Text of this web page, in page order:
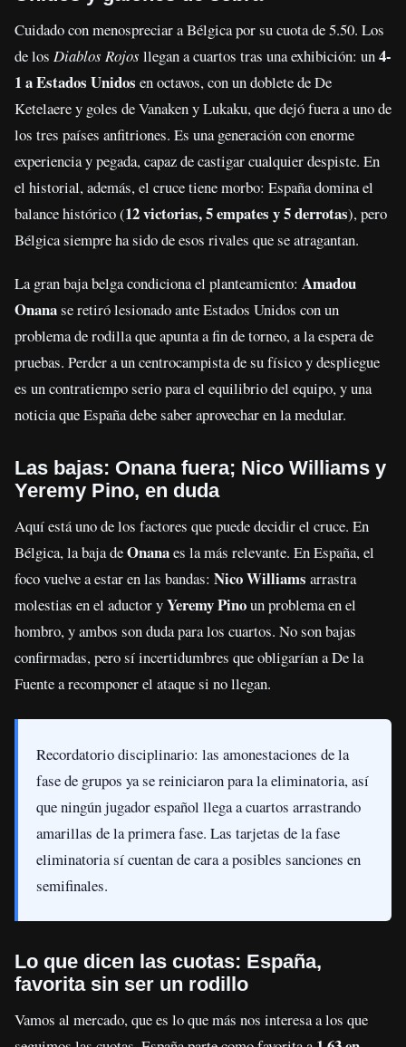
Cuidado con menospreciar a Bélgica por su cuota de 5.50. Los
de los Diablos Rojos llegan a cuartos tras una exhibición: un4-
1 a Estados Unidos en octavos, con un doblete de De
Ketelaere y goles de Vanaken y Lukaku, que dejó fuera a uno de
los tres países anfitriones. Es una generación con enorme
experiencia y pegada, capaz de castigar cualquier despiste. En
el historial, además, el cruce tiene morbo: España domina el
balance histórico (12 victorias, 5 empates y 5 derrotas), pero
Bélgica siempre ha sido de esos rivales que se atragantan.
La gran baja belga condiciona el planteamiento: Amadou
Onanase retiró lesionado ante Estados Unidos con un
problema de rodilla que apunta a fin de torneo, a la espera de
pruebas. Perder a un centrocampista de su físico y despliegue
es un contratiempo serio para el equilibrio del equipo, y una
noticia que España debe saber aprovechar en la medular.
Las bajas: Onana fuera; Nico Williams y
Yeremy Pino, en duda
Aquí está uno de los factores que puede decidir el cruce. En
Bélgica, la baja deOnanaes la más relevante. En España, el
foco vuelve a estar en las bandas: Nico Williams arrastra
molestias en el aductor yYeremy Pinoun problema en el
hombro, y ambos son duda para los cuartos. No son bajas
confirmadas, pero sí incertidumbres que obligarían a De la
Fuente a recomponer el ataque si no llegan.
Recordatorio disciplinario: las amonestaciones de la
fase de grupos ya se reiniciaron para la eliminatoria, así
que ningún jugador español llega a cuartos arrastrando
amarillas de la primera fase. Las tarjetas de la fase
eliminatoria sí cuentan de cara a posibles sanciones en
semifinales.
Lo que dicen las cuotas: España,
favorita sin ser un rodillo
Vamos al mercado, que es lo que más nos interesa a los que